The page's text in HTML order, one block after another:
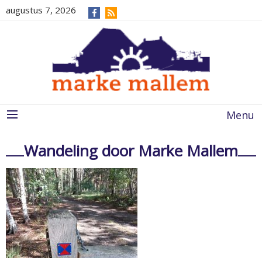
augustus 7, 2026
Menu
Wandeling door Marke Mallem